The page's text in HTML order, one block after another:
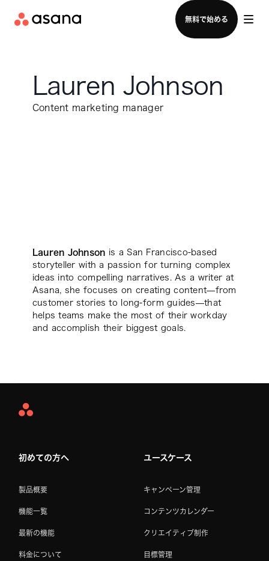
無料で始める
セールスチームに問い合わせる
Lauren Johnson
Content marketing manager
Lauren Johnson is a San Francisco-based
storyteller with a passion for turning complex
ideas into compelling narratives. As a writer at
Asana, she focuses on creating content—from
customer stories to long-form guides—that
helps teams make the most of their workday
and accomplish their biggest goals.
Asana
初めての方へ
製品概要
機能一覧
最新の機能
料金について
ユースケース
キャンペーン管理
コンテンツカレンダー
クリエイティブ制作
目標管理